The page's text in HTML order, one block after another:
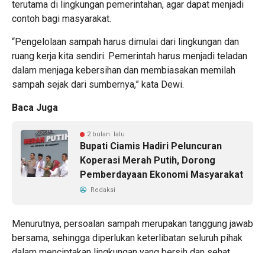
terutama di lingkungan pemerintahan, agar dapat menjadi
contoh bagi masyarakat.
“Pengelolaan sampah harus dimulai dari lingkungan dan
ruang kerja kita sendiri. Pemerintah harus menjadi teladan
dalam menjaga kebersihan dan membiasakan memilah
sampah sejak dari sumbernya,” kata Dewi.
Baca Juga
2 bulan lalu
Bupati Ciamis Hadiri Peluncuran
Koperasi Merah Putih, Dorong
Pemberdayaan Ekonomi Masyarakat
Redaksi
Menurutnya, persoalan sampah merupakan tanggung jawab
bersama, sehingga diperlukan keterlibatan seluruh pihak